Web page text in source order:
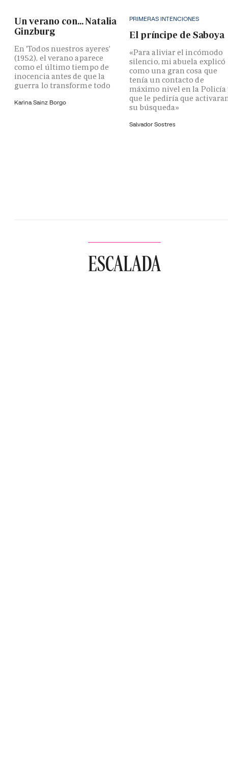
Un verano con... Natalia
Ginzburg
En 'Todos nuestros ayeres'
(1952), el verano aparece
como el último tiempo de
inocencia antes de que la
guerra lo transforme todo
Karina Sainz Borgo
PRIMERAS INTENCIONES
El príncipe de Saboya
«Para aliviar el incómodo
silencio, mi abuela explicó
como una gran cosa que
tenía un contacto de
máximo nivel en la Policía
que le pediría que
su búsqueda»
Salvador Sostres
ESCALADA